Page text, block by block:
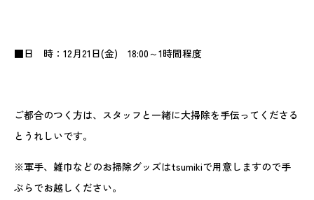
■日 時：12月21日(金) 18:00～1時間程度
ご都合のつく方は、スタッフと一緒に大掃除を手伝ってくださる
とうれしいです。
※軍手、雑巾などのお掃除グッズはtsumikiで用意しますので手
ぶらでお越しください。